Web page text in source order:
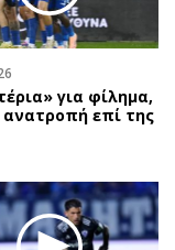
για φίλημα,
ανατροπή επί της